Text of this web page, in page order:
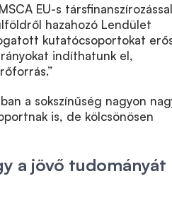
EU-s társfinanszírozással
hazahozó Lendület
kutatócsoportokat
indíthatunk el,
a sokszínűség nagyon
is, de kölcsönösen
a jövő tudományát